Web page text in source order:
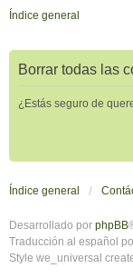
Índice general
Borrar todas las
¿Estás seguro de
Índice general
Desarrollado por phpBB
Traducción al español
Style we_universal